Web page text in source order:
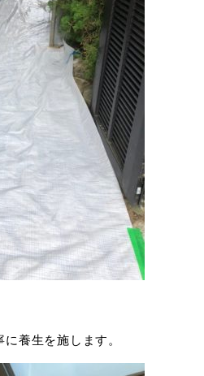
養生を施します。